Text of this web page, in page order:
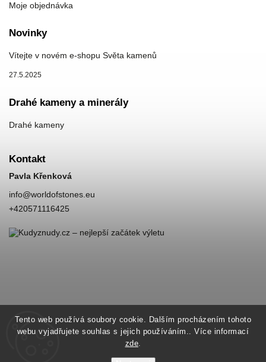
Tento web používá soubory cookie. Dalším procházením tohoto
webu vyjadřujete souhlas s jejich používáním.. Více informací
zde.
Moje objednávka
Novinky
Vítejte v novém e-shopu Světa kamenů
27.5.2025
Drahé kameny a minerály
Drahé kameny
Kontakt
Pavla Křenková
info@worldofstones.eu
+420571116425